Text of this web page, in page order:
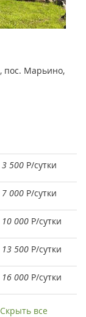
пос. Марьино,
3 500 Р/сутки
7 000 Р/сутки
10 000 Р/сутки
13 500 Р/сутки
16 000 Р/сутки
Скрыть все